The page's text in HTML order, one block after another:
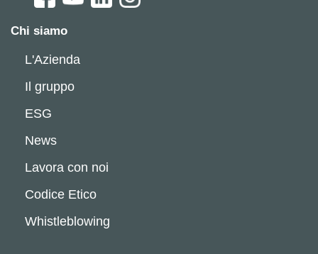
Chi siamo
L'Azienda
Il gruppo
ESG
News
Lavora con noi
Codice Etico
Whistleblowing